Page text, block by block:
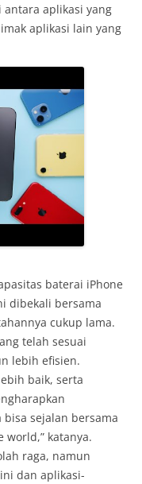
aplikasi yang
aplikasi lain yang
baterai iPhone
dibekali bersama
cukup lama.
telah sesuai
lebih efisien.
baik, serta
sejalan bersama
katanya.
raga, namun
dan aplikasi-